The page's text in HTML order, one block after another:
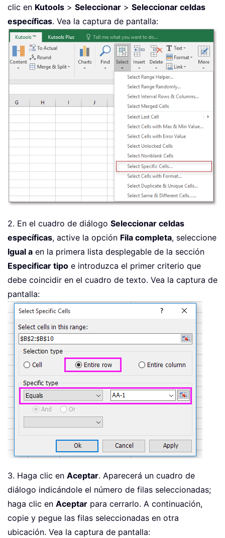
clic en Kutools > Seleccionar > Seleccionar celdas
específicas. Vea la captura de pantalla:
2. En el cuadro de diálogo Seleccionar celdas
específicas, active la opción Fila completa, seleccione
Igual a en la primera lista desplegable de la sección
Especificar tipo e introduzca el primer criterio que
debe coincidir en el cuadro de texto. Vea la captura de
pantalla:
3. Haga clic en Aceptar. Aparecerá un cuadro de
diálogo indicándole el número de filas seleccionadas;
haga clic en Aceptar para cerrarlo. A continuación,
copie y pegue las filas seleccionadas en otra
ubicación. Vea la captura de pantalla: